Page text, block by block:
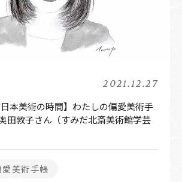
2021.12.27
日本美術の時間】わたしの偏愛美術手
敦子さん（すみだ北斎美術館学芸
美術手帳